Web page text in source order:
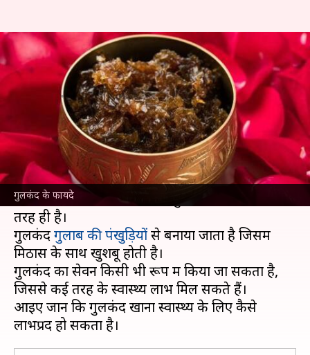
गुलकंद के फायदे
नियमित रूप से करें दो चम्मच गुलकंद
का सेवन, होंगे बेमिसाल फायदे
Jan 28, 2022 11:13 am
क्या है खबर?
गुलकंद का नाम सुनते ही आपके दिमाग में किसी
खुशबूदार और मीठे चीज का चित्र उभरने लगता होगा।
ऐसा होना लाजमी भी है, क्योंकि गुलकंद अपने नाम की
तरह ही है।
गुलकंदगुलाब की पंखुड़ियोंसे बनाया जाता है जिसमें
मिठास के साथ खुशबू होती है।
गुलकंद का सेवन किसी भी रूप में किया जा सकता है,
जिससे कई तरह के स्वास्थ्य लाभ मिल सकते हैं।
आइए जानें कि गुलकंद खाना स्वास्थ्य के लिए कैसे